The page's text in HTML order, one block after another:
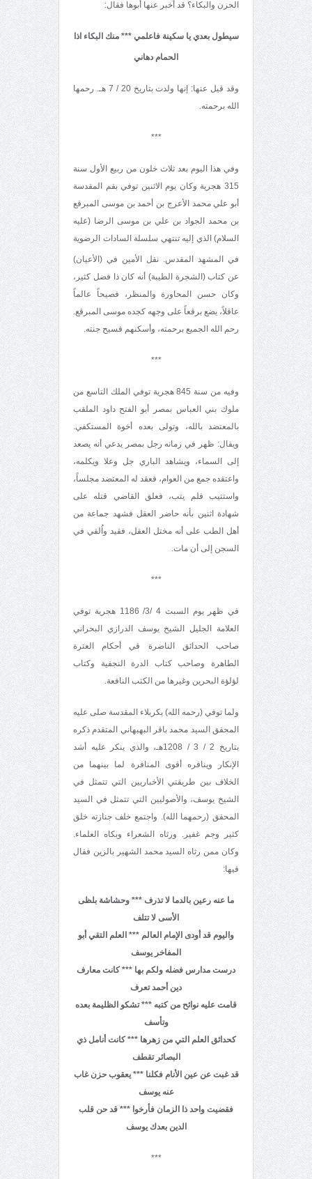
الحزن والبكاء؟ قد أخبر عنها أبوها فقال:
سيطول بعدي يا سكينة فاعلمي *** منك البكاء اذا
الحمام دهاني
وقد قيل عنها: إنها ولدت بتاريخ 20 / 7 هـ. رحمها
الله برحمته.
***
وفي هذا اليوم بعد ثلاث خلون من ربيع الأول سنة
315 هجرية وكان يوم الاثنين توفي بقم المقدسة
أبو علي محمد الأعرج بن أحمد بن موسى المبرقع
بن محمد الجواد بن علي بن موسى الرضا (عليه
السلام) الذي إليه تنتهي سلسلة السادات الرضوية
في المشهد المقدس. نقل الأمين في (الأعيان)
عن كتاب (الشجرة الطيبة) أنه كان ذا فضل كثير،
وكان حسن المحاورة والمنظر، فصيحاً عالماً
عاقلاً، يضع برقعاً على وجهه كجده موسى المبرقع.
رحم الله الجميع برحمته، وأسكنهم فسيح جنته.
***
وفيه من سنة 845 هجرية توفي الملك التاسع من
ملوك بني العباس بمصر أبو الفتح داود الملقب
بالمعتضد بالله، وتولى بعده أخوة المستكفي.
ويقال: ظهر في زمانه رجل بمصر يدعي أنه يصعد
إلى السماء، ويشاهد الباري جل وعلا ويكلمه،
واعتقده جمع من العوام، فعقد له المعتضد مجلساً،
واستتيب فلم يتب، فعلق القاضي قتله على
شهادة اثنين بأنه حاضر العقل فشهد جماعة من
أهل الطب على أنه مختل العقل، فقيد واُلقي في
السجن إلى أن مات.
***
في ظهر يوم السبت 4 /3/ 1186 هجرية توفي
العلامة الجليل الشيخ يوسف الدرازي البحراني
صاحب الحدائق الناضرة في أحكام العترة
الطاهرة وصاحب كتاب الدرة النجفية وكتاب
لؤلؤة البحرين وغيرها من الكتب النافعة.
ولما توفي (رحمه الله) بكربلاء المقدسة صلى عليه
المحقق السيد محمد باقر البهبهاني المتقدم ذكره
بتاريخ 2 / 3 / 1208هـ، والذي ينكر عليه أشد
الإنكار وينافره أقوى المنافرة لما بينهما من
الخلاف بين طريقتي الأخباريين التي تتمثل في
الشيخ يوسف، والأصوليين التي تتمثل في السيد
المحقق (رحمهما الله). واجتمع خلف جنازته خلق
كثير وجم غفير. ورثاه الشعراء وبكاه العلماء.
وكان ممن رثاه السيد محمد الشهير بالزين فقال
فيها:
ما عنه رعين بالدما لا تذرف *** وحشاشة بلظى
الأسى لا تتلف
واليوم قد أودى الإمام العالم *** العلم التقي أبو
المفاخر يوسف
درست مدارس فضله ولكم بها *** كانت معارف
دين أحمد تعرف
قامت عليه نوائح من كتبه *** تشكو الظليمة بعده
وتأسف
كحدائق العلم التي من زهرها *** كانت أنامل ذي
البصائر تقطف
قد غبت عن عين الأنام فكلنا *** يعقوب حزن غاب
عنه يوسف
فقضيت واحد ذا الزمان فأرخوا *** قد حن قلب
الدين بعدك يوسف
***